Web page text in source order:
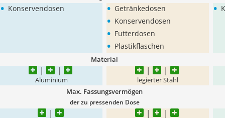
• Konservendosen • Getränkedosen
• Konservendosen
• Futterdosen
• Plastikflaschen
•
Material
Aluminium legierter Stahl
Max. Fassungsvermögen
der zu pressenden Dose